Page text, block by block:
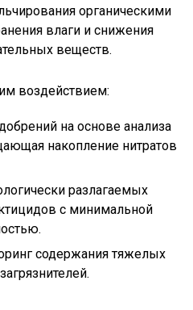
органическими
влаги и снижения
веществ.
воздействием:
на основе анализа
накопление нитратов
разлагаемых
с минимальной
содержания тяжелых